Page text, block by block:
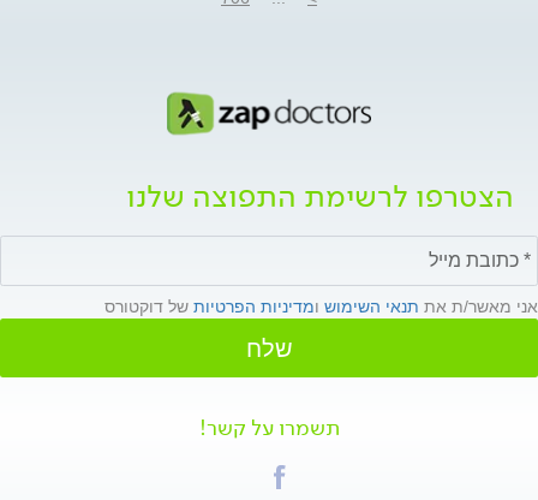
הצטרפו לרשימת התפוצה שלנו
אני מאשר/ת את תנאי השימוש ומדיניות הפרטיות של דוקטורס
שלח
תשמרו על קשר!